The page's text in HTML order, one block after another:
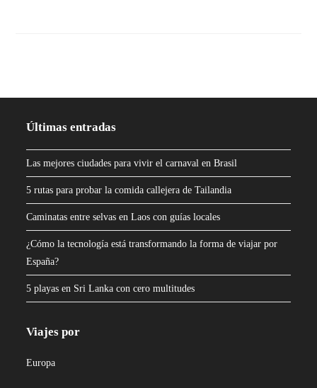
Últimas entradas
Las mejores ciudades para vivir el carnaval en Brasil
5 rutas para probar la comida callejera de Tailandia
Caminatas entre selvas en Laos con guías locales
¿Cómo la tecnología está transformando la forma de viajar por
España?
5 playas en Sri Lanka con cero multitudes
Viajes por
Europa